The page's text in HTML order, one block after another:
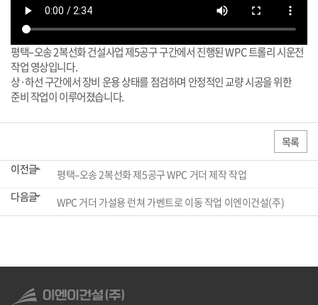
평택–오송 2복선화 건설사업 제5공구 구간에서 진행된 WPC 트롤리 시운전
작업 영상입니다.
상·하선 구간에서 장비 운용 상태를 점검하며 안정적인 교량 시공을 위한
준비 작업이 이루어졌습니다.
목록
이전글
평택–오송 2복선화 제5공구 WPC 거더 제작 작업
다음글
WPC 거더 가설용 런쳐 가벤트로 이동 작업 이엔이건설(주)